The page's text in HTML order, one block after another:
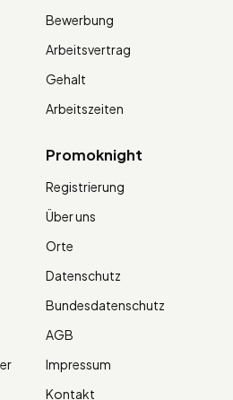
Bewerbung
Arbeitsvertrag
Gehalt
Arbeitszeiten
Promoknight
Registrierung
Über uns
Orte
Datenschutz
Bundesdatenschutz
AGB
Impressum
Kontakt